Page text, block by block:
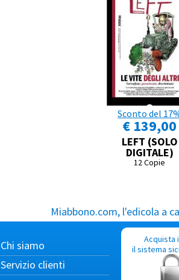
Sconto del
€ 139,00
LEFT (SOLO
DIGITALE)
12 Copie
Miabbono.com, l'edicola a
Chi siamo
Servizio clienti
Acquista
il sistema